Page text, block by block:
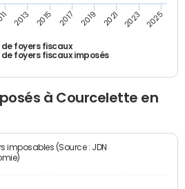
de foyers fiscaux
de foyers fiscaux imposés
2013 2015 2017 2019 2021 2023 2025
à Courcelette en
imposables (Source : JDN